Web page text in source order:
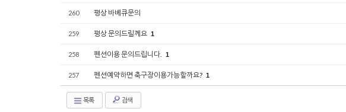
260 평상 바베큐문의
259 평상 문의드릴께요 1
258 펜션이용 문의드립니다. 1
257 펜션예약하면 축구장이용가능할까요? 1
목록 검색